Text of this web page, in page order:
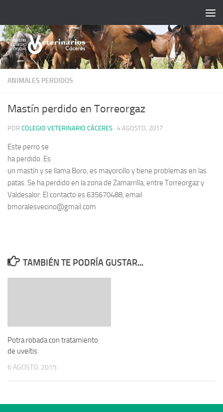
ANIMALES PERDIDOS
Mastín perdido en Torreorgaz
POR COLEGIO VETERINARIO CÁCERES · 4 AGOSTO, 2017
Este perro se
ha perdido. Es
un mastín y se llama Boro, es mayorcillo y tiene problemas en las
patas. Se ha perdido en la zona de Zamarrilla, entre Torreorgaz y
Valdesalor. El contacto es 635670488, email
bmoralesvecino@gmail.com
TAMBIÉN TE PODRÍA GUSTAR...
Potra robada con tratamiento
de uveítis
6 AGOSTO, 2015